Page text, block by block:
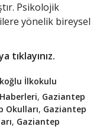
Psikolojik
yönelik bireysel
tıklayınız.
İlkokulu
, Gaziantep
Okulları, Gaziantep
, Gaziantep